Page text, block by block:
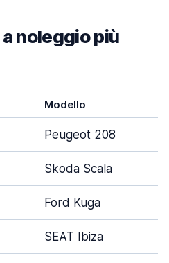
noleggio più
Modello
Peugeot 208
Skoda Scala
Ford Kuga
SEAT Ibiza